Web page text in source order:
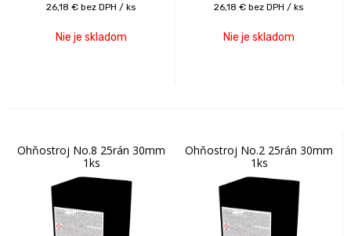
26,18 € bez DPH / ks
Nie je skladom
26,18 € bez DPH / ks
Nie je skladom
Ohňostroj No.8 25rán 30mm
1ks
Ohňostroj No.2 25rán 30mm
1ks